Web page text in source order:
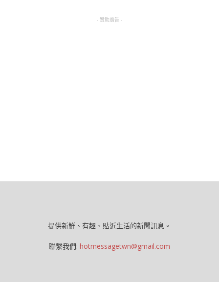
- 贊助廣告 -
提供新鮮、有趣、貼近生活的新聞訊息。
聯繫我們: hotmessagetwn@gmail.com